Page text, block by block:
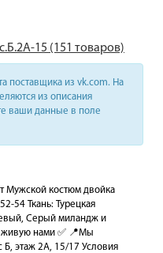
15 (151 товаров)
поставщика из vk.com. На
из описания
ваши данные в поле
Мужской костюм двойка
54 Ткань: Турецкая
Серый миландж и
живую нами ✅ 📍Мы
Б, этаж 2А, 15/17 Условия